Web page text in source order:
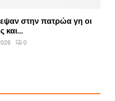
στην πατρώα γη οι
και...
0